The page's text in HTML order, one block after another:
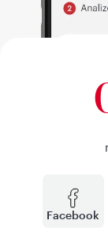
Facebook